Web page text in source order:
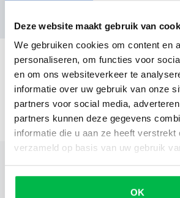
Deze website maakt gebruik van
We gebruiken cookies om content en
personaliseren, om functies voor
en om ons websiteverkeer te
informatie over uw gebruik van onze
partners voor social media,
partners kunnen deze gegevens
informatie die u aan ze heeft verstrekt
verzameld op basis van uw gebruik
OK